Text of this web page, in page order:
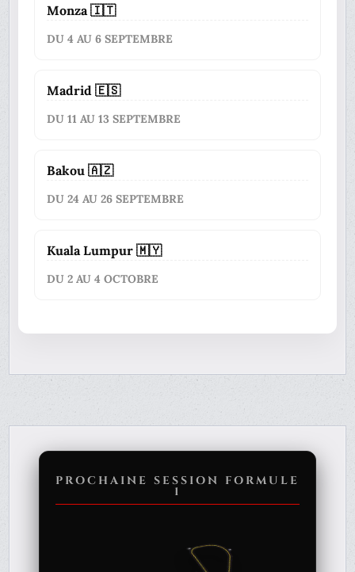
Monza 🇮🇹
DU 4 AU 6 SEPTEMBRE
Madrid 🇪🇸
DU 11 AU 13 SEPTEMBRE
Bakou 🇦🇿
DU 24 AU 26 SEPTEMBRE
Kuala Lumpur 🇲🇾
DU 2 AU 4 OCTOBRE
PROCHAINE SESSION FORMULE
1